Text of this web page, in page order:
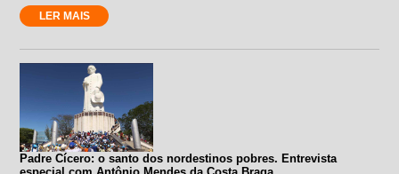
LER MAIS
Padre Cícero: o santo dos nordestinos pobres. Entrevista